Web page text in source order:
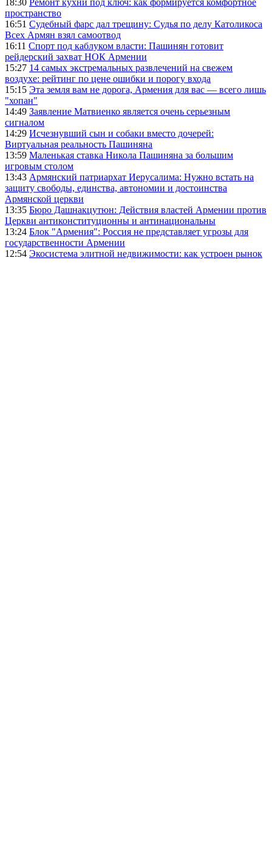
18:30 Ремонт кухни под ключ: как формируется комфортное
пространство
16:51 Судебный фарс дал трещину: Судья по делу Католикоса
Всех Армян взял самоотвод
16:11 Спорт под каблуком власти: Пашинян готовит
рейдерский захват НОК Армении
15:27 14 самых экстремальных развлечений на свежем
воздухе: рейтинг по цене ошибки и порогу входа
15:15 Эта земля вам не дорога, Армения для вас — всего лишь
"хопан"
14:49 Заявление Матвиенко является очень серьезным
сигналом
14:29 Исчезнувший сын и собаки вместо дочерей:
Виртуальная реальность Пашиняна
13:59 Маленькая ставка Никола Пашиняна за большим
игровым столом
13:43 Армянский патриархат Иерусалима: Нужно встать на
защиту свободы, единства, автономии и достоинства
Армянской церкви
13:35 Бюро Дашнакцутюн: Действия властей Армении против
Церкви антиконституционны и антинациональны
13:24 Блок "Армения": Россия не представляет угрозы для
государственности Армении
12:54 Экосистема элитной недвижимости: как устроен рынок